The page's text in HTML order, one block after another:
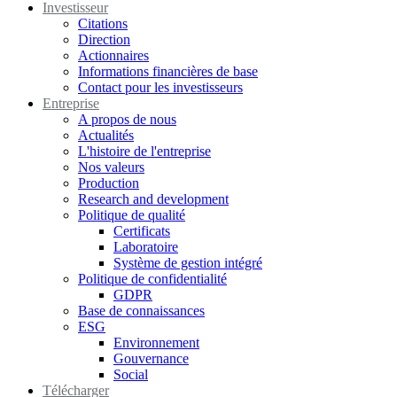
Investisseur
Citations
Direction
Actionnaires
Informations financières de base
Contact pour les investisseurs
Entreprise
A propos de nous
Actualités
L'histoire de l'entreprise
Nos valeurs
Production
Research and development
Politique de qualité
Certificats
Laboratoire
Système de gestion intégré
Politique de confidentialité
GDPR
Base de connaissances
ESG
Environnement
Gouvernance
Social
Télécharger